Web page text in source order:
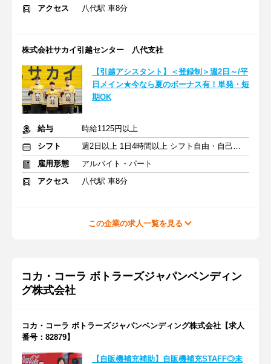
アクセス 八代駅 車8分
株式会社サカイ引越センター 八代支社
【引越アシスタント】＜登録制＞週2日～/平
日メイン★今なら夏のボーナス有！単発・短
期OK
給与
時給1125円以上
シフト
週2日以上 1日4時間以上 シフト自由・自己申告
雇用形態
アルバイト・パート
アクセス
八代駅 車8分
この企業の求人一覧を見る
コカ・コーラ ボトラーズジャパンベンディン
グ株式会社
コカ・コーラ ボトラーズジャパンベンディング株式会社【求人
番号：82879】
【自販機補充補助】自販機補充STAFF◎未